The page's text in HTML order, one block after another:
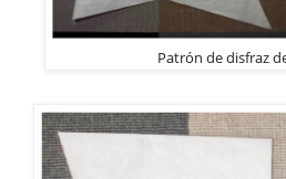
Patrón de disfraz